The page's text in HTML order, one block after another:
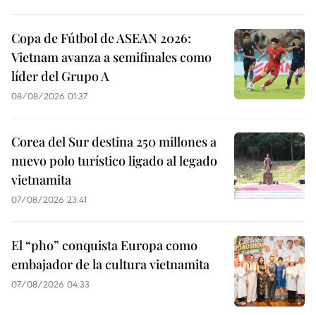
Copa de Fútbol de ASEAN 2026:
Vietnam avanza a semifinales como
líder del Grupo A
08/08/2026 01:37
Corea del Sur destina 250 millones a
nuevo polo turístico ligado al legado
vietnamita
07/08/2026 23:41
El “pho” conquista Europa como
embajador de la cultura vietnamita
07/08/2026 04:33